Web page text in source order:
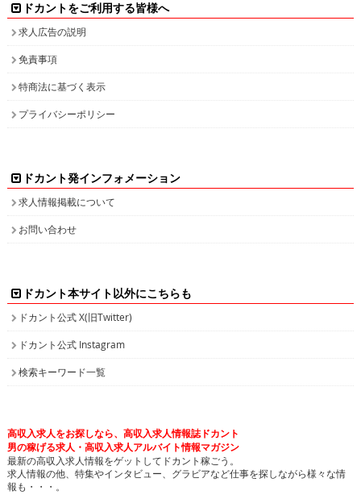
ドカントをご利用する皆様へ
求人広告の説明
免責事項
特商法に基づく表示
プライバシーポリシー
ドカント発インフォメーション
求人情報掲載について
お問い合わせ
ドカント本サイト以外にこちらも
ドカント公式 X(旧Twitter)
ドカント公式 Instagram
検索キーワード一覧
高収入求人をお探しなら、高収入求人情報誌ドカント
男の稼げる求人・高収入求人アルバイト情報マガジン
最新の高収入求人情報をゲットしてドカント稼ごう。
求人情報の他、特集やインタビュー、グラビアなど仕事を探しながら様々な情
報も・・・。